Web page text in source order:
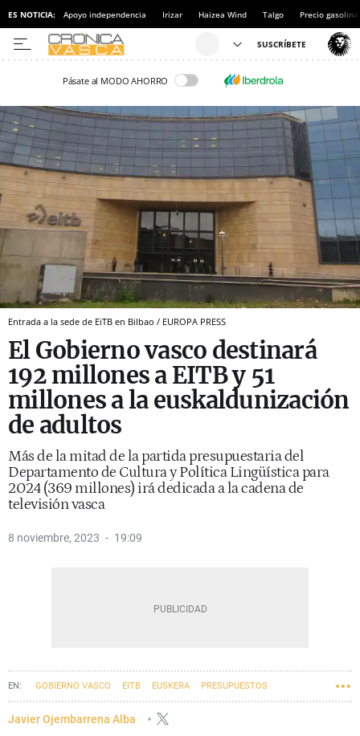
ES NOTICIA: Apoyo independencia Irizar Haizea Wind Talgo Precio gasolina
Pásate al MODO AHORRO
Entrada a la sede de EiTB en Bilbao / EUROPA PRESS
El Gobierno vasco destinará
192 millones a EITB y 51
millones a la euskaldunización
de adultos
Más de la mitad de la partida presupuestaria del
Departamento de Cultura y Política Lingüística para
2024 (369 millones) irá dedicada a la cadena de
televisión vasca
8 noviembre, 2023 19:09
GOBIERNO VASCO EITB EUSKERA PRESUPUESTOS
BINGEN ZUPIRIA
Javier Ojembarrena Alba